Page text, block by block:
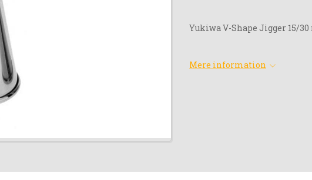
Yukiwa V-Shape Jigger 15/30
Mere information